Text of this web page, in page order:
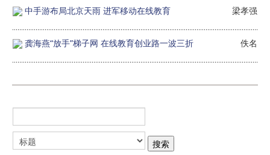
中手游布局北京天雨 进军移动在线教育 梁孝强
龚海燕“放手”梯子网 在线教育创业路一波三折 佚名